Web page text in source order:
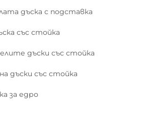
дъска с подставка
със стойка
дъски със стойка
дъски със стойка
за едро